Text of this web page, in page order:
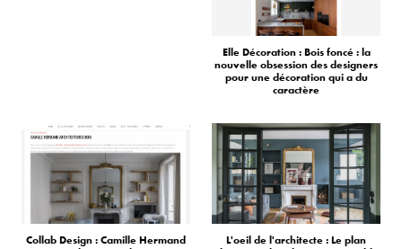
Elle Décoration : Bois foncé : la
nouvelle obsession des designers
pour une décoration qui a du
caractère
Collab Design : Camille Hermand
L'oeil de l'architecte : Le plan